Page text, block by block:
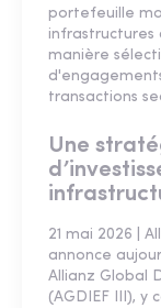
portefeuille
infrastructures
manière
transactions
Une
21 mai 2026 |
annonce
Allianz Global
(AGDIEF III), y